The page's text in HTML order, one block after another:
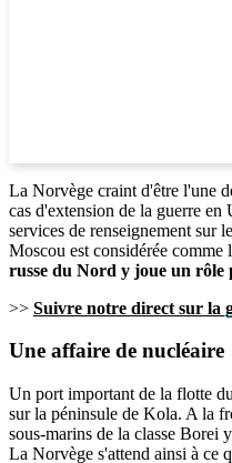
La Norvège craint d'être l'une
cas d'extension de la guerre en
services de renseignement sur
Moscou est considérée comme
russe du Nord y joue un rôle
>> Suivre notre direct sur la
Une affaire de nucléaire
Un port important de la flotte
sur la péninsule de Kola. A la
sous-marins de la classe Borei
La Norvège s'attend ainsi à ce